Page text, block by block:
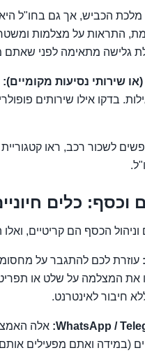
הכביש, אך גם בחו"ל
התראות על מצלמות
גלישה מתאימה לפני שאתם
בדקו אילו שירותים
כלים
הכסף הם קריטיים, ואלו
עוזרת לכם להתגבר על
את המצלמה על שלט או
חיבור לאינטרנט.
WhatsApp / אלה
(במידה ואתם מפעילים